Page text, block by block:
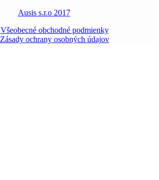
Ausis s.r.o 2017
Všeobecné obchodné podmienky
Zásady ochrany osobných údajov